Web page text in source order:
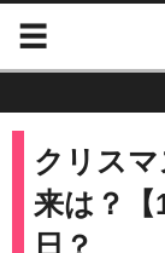
クリス
来は？
日？